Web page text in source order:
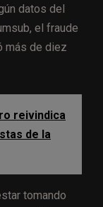
datos del
el fraude
más de diez
reivindica
de la
tomando